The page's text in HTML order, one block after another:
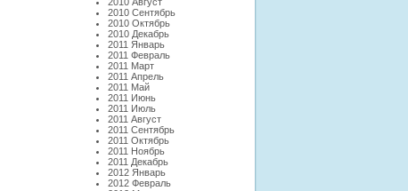
2010 Сентябрь
2010 Октябрь
2010 Декабрь
2011 Январь
2011 Февраль
2011 Март
2011 Апрель
2011 Май
2011 Июнь
2011 Июль
2011 Август
2011 Сентябрь
2011 Октябрь
2011 Ноябрь
2011 Декабрь
2012 Январь
2012 Февраль